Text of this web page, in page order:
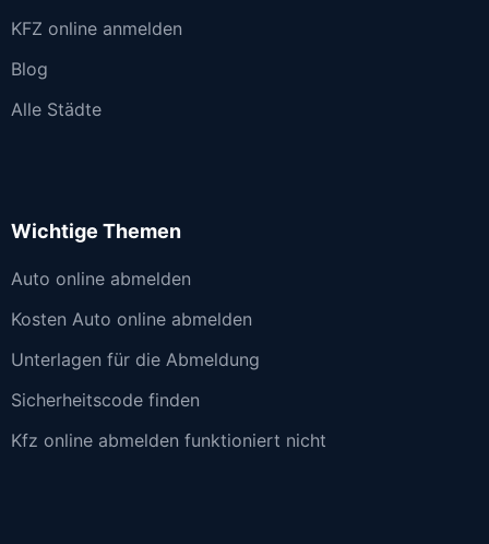
KFZ online anmelden
Blog
Alle Städte
Wichtige Themen
Auto online abmelden
Kosten Auto online abmelden
Unterlagen für die Abmeldung
Sicherheitscode finden
Kfz online abmelden funktioniert nicht